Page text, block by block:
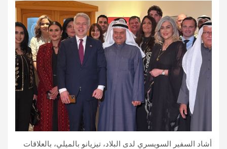
أشاد السفير السويسري لدى البلاد، تيزيانو بالميلي، بالعلاقات